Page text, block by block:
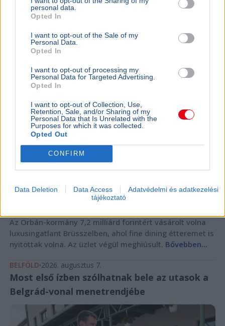
personal data.
Opted In
I want to opt-out of the Sale of my
Personal Data.
Opted In
I want to opt-out of processing my
Personal Data for Targeted Advertising.
Opted In
I want to opt-out of Collection, Use,
Retention, Sale, and/or Sharing of my
Personal Data that Is Unrelated with the
Purposes for which it was collected.
Opted Out
CONFIRM
Data Deletion Data Access
Adatvédelmi és adatkezelési
tájékoztató
BELFÖLD 2026. augusztus 7.
Orbán-kormány Brüsszelben
NER
Az Orbán-kormány 7,2 milliárd forintért vásárolt volna
luxusingatlant Brüsszelben, ahol fine dining étteremet is
nyitottak volna. Az üzlet végül meghiúsult. Bővebben...
BELFÖLD 2026. augusztus 7.
Most első ízben szólhatnak bele az utasok a
Belgrád-vonal menetrendjébe